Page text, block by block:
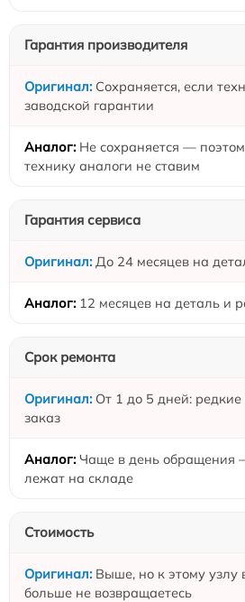
Гарантия производителя
Сохраняется, если
заводской гарантии
Не сохраняется —
технику аналоги не ставим
Гарантия сервиса
До 24 месяцев на
12 месяцев на деталь и
Срок ремонта
От 1 до 5 дней:
заказ
Чаще в день обращения
лежат на складе
Стоимость
Выше, но к этому узлу
больше не возвращаетесь